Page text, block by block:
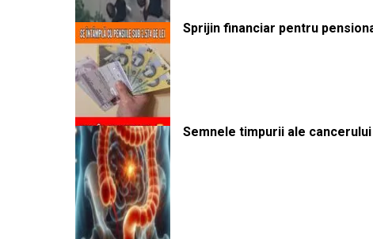
Sprijin financiar pentru
Semnele timpurii ale